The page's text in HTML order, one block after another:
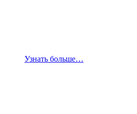
Узнать больше…